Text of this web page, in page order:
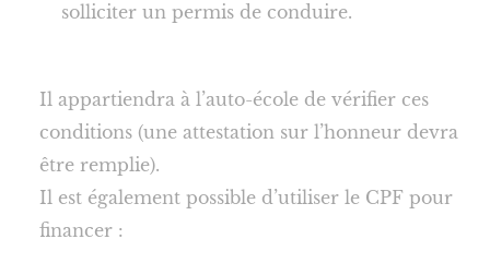
solliciter un permis de conduire.
Il appartiendra à l’auto-école de vérifier ces
conditions (une attestation sur l’honneur devra
être remplie).
Il est également possible d’utiliser le CPF pour
financer :